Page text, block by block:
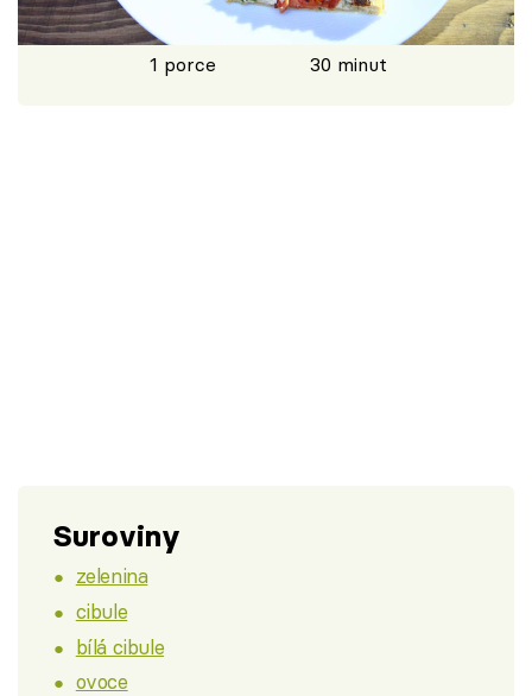
Škola vaření
Recepty z TV
1 porce 30 minut
Suroviny
zelenina
cibule
bílá cibule
ovoce